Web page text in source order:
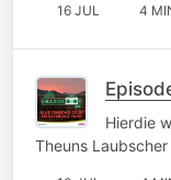
16 JUL 4
Hierdie
Theuns